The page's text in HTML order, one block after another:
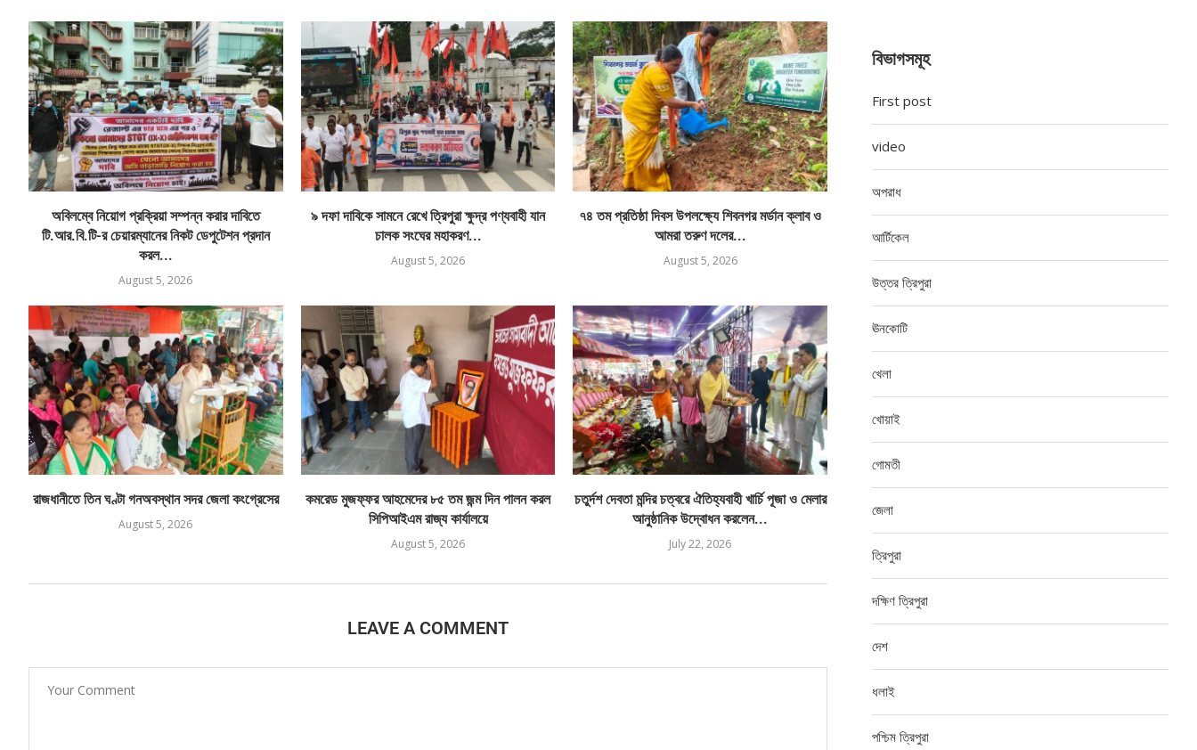
অবিলম্বে নিয়োগ প্রক্রিয়া সম্পন্ন করার দাবিতে
টি.আর.বি.টি-র চেয়ারম্যানের নিকট ডেপুটেশন প্রদান
করল...
August 5, 2026
৯ দফা দাবিকে সামনে রেখে ত্রিপুরা ক্ষুদ্র পণ্যবাহী যান
চালক সংঘের মহাকরণ...
August 5, 2026
৭৪ তম প্রতিষ্ঠা দিবস উপলক্ষ্যে শিবনগর মর্ডান ক্লাব ও
আমরা তরুণ দলের...
August 5, 2026
রাজধানীতে তিন ঘণ্টা গনঅবস্থান সদর জেলা কংগ্রেসের
August 5, 2026
কমরেড মুজফ্ফর আহমেদের ৮৫ তম জন্ম দিন পালন করল
সিপিআইএম রাজ্য কার্যালয়ে
August 5, 2026
চতুর্দশ দেবতা মন্দির চত্বরে ঐতিহ্যবাহী খার্চি পূজা ও মেলার
আনুষ্ঠানিক উদ্বোধন করলেন...
July 22, 2026
LEAVE A COMMENT
বিভাগসমূহ
First post
video
অপরাধ
আর্টিকেল
উত্তর ত্রিপুরা
ঊনকোটি
খেলা
খোয়াই
গোমতী
জেলা
ত্রিপুরা
দক্ষিণ ত্রিপুরা
দেশ
ধলাই
পশ্চিম ত্রিপুরা